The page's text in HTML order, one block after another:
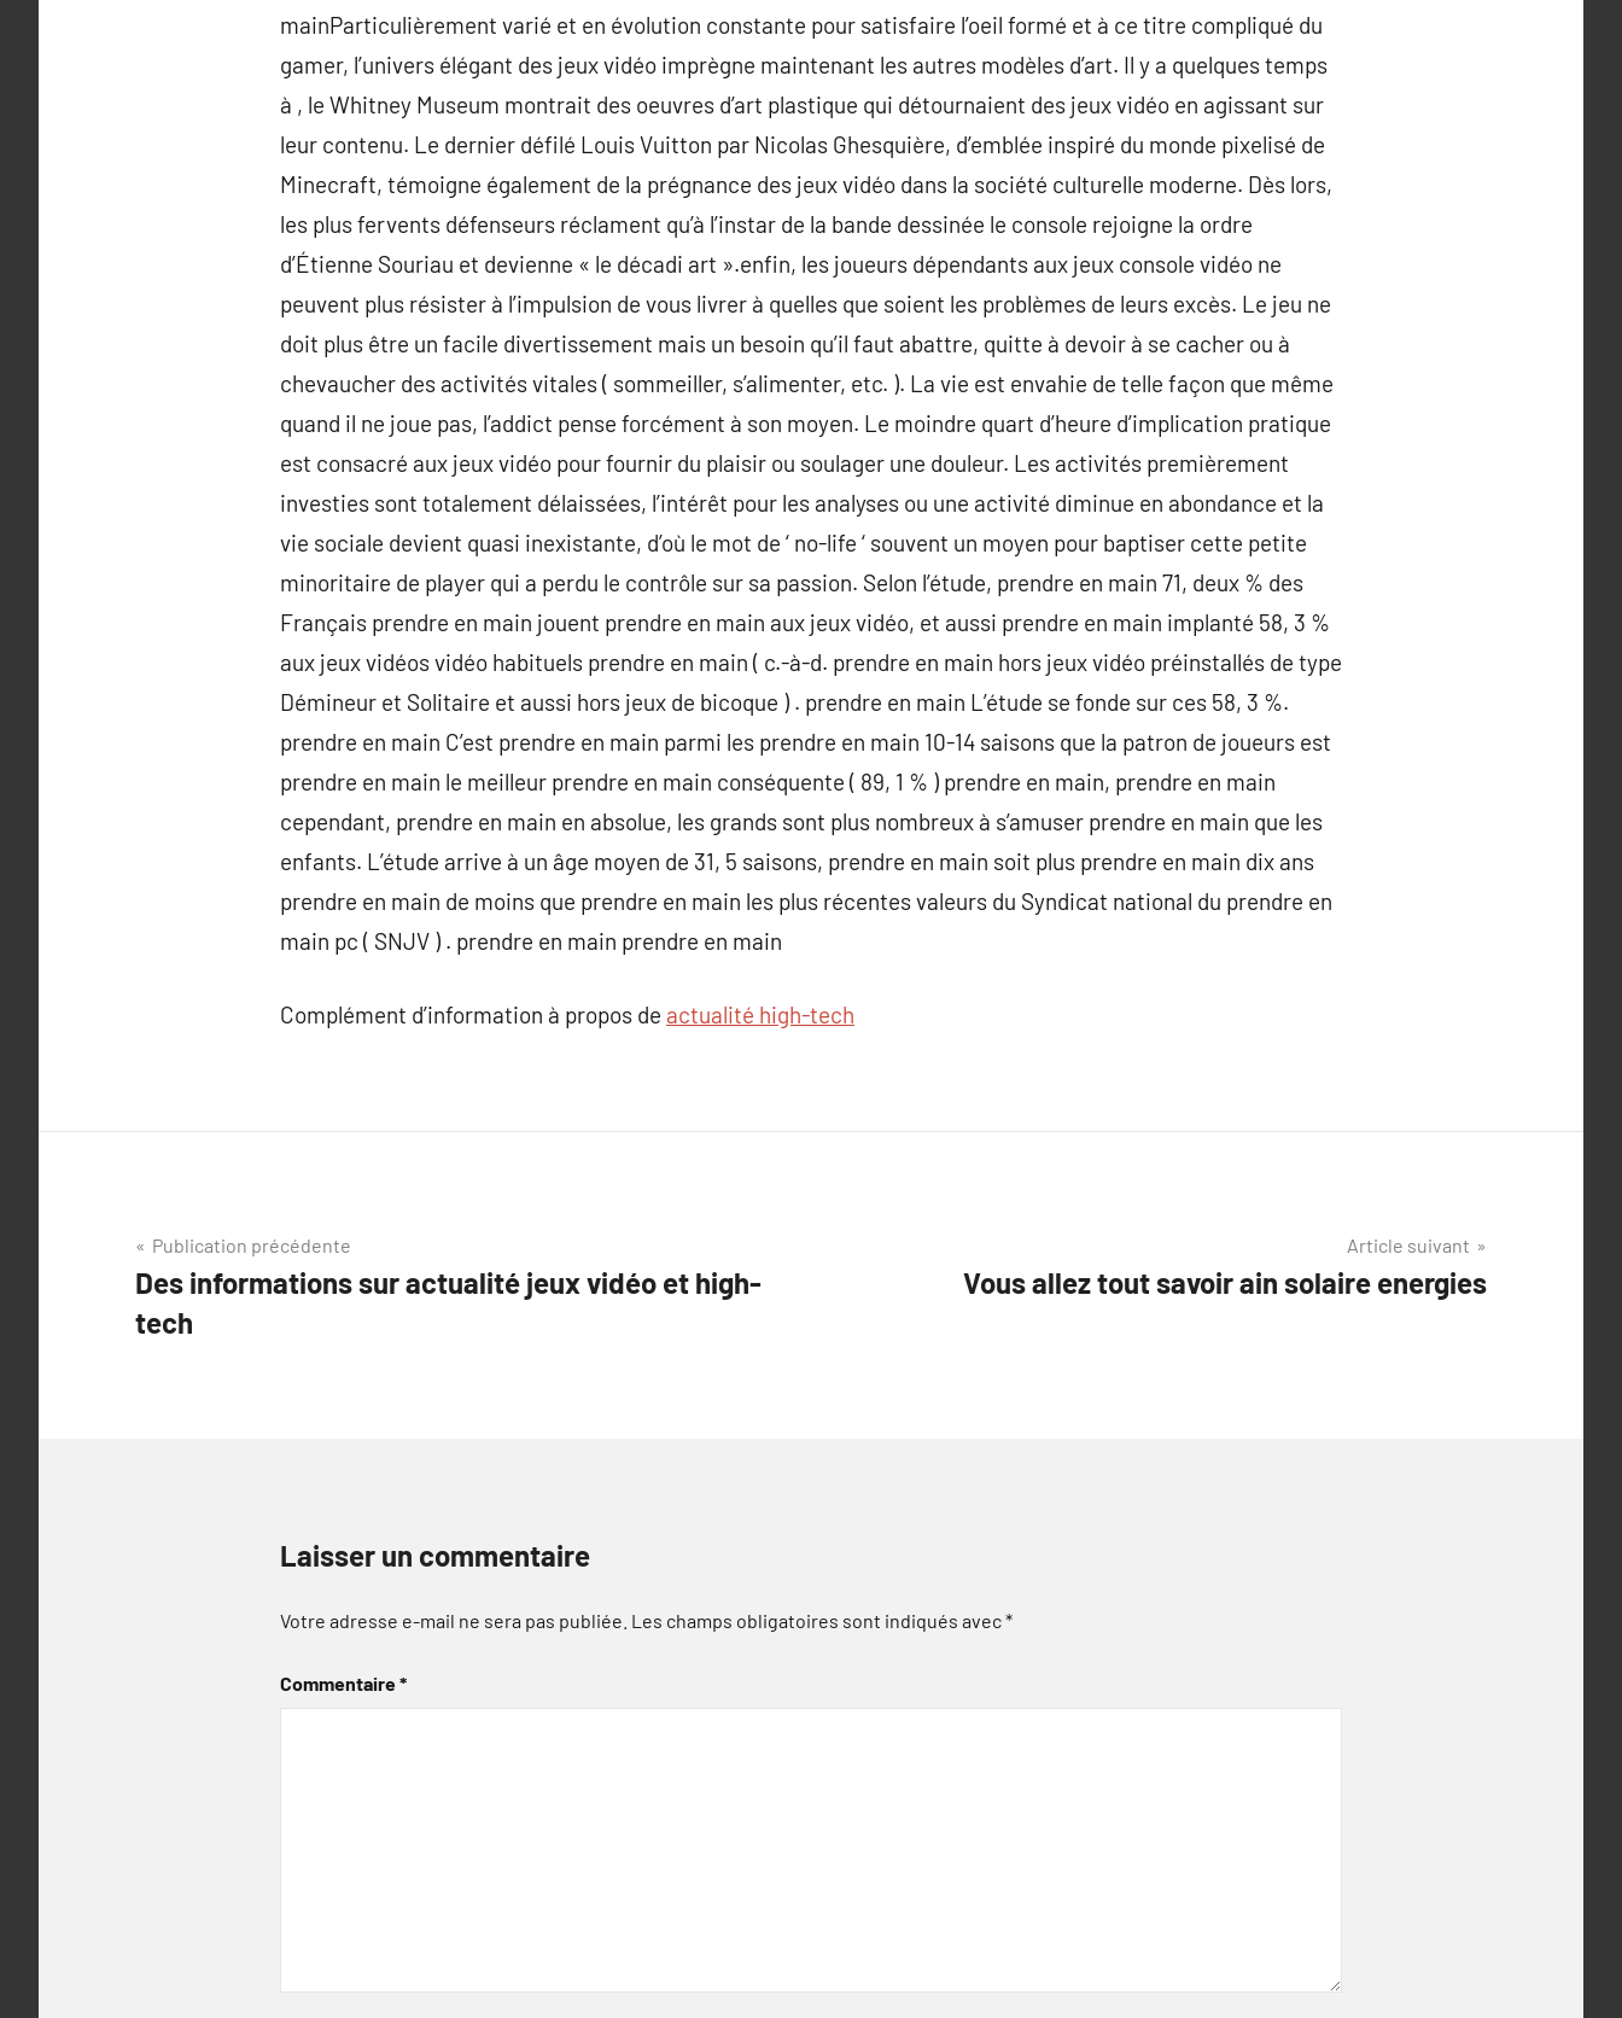
mainParticulièrement varié et en évolution constante pour satisfaire l’oeil formé et à ce titre compliqué du
gamer, l’univers élégant des jeux vidéo imprègne maintenant les autres modèles d’art. Il y a quelques temps
à , le Whitney Museum montrait des oeuvres d’art plastique qui détournaient des jeux vidéo en agissant sur
leur contenu. Le dernier défilé Louis Vuitton par Nicolas Ghesquière, d’emblée inspiré du monde pixelisé de
Minecraft, témoigne également de la prégnance des jeux vidéo dans la société culturelle moderne. Dès lors,
les plus fervents défenseurs réclament qu’à l’instar de la bande dessinée le console rejoigne la ordre
d’Étienne Souriau et devienne « le décadi art ».enfin, les joueurs dépendants aux jeux console vidéo ne
peuvent plus résister à l’impulsion de vous livrer à quelles que soient les problèmes de leurs excès. Le jeu ne
doit plus être un facile divertissement mais un besoin qu’il faut abattre, quitte à devoir à se cacher ou à
chevaucher des activités vitales ( sommeiller, s’alimenter, etc. ). La vie est envahie de telle façon que même
quand il ne joue pas, l’addict pense forcément à son moyen. Le moindre quart d’heure d’implication pratique
est consacré aux jeux vidéo pour fournir du plaisir ou soulager une douleur. Les activités premièrement
investies sont totalement délaissées, l’intérêt pour les analyses ou une activité diminue en abondance et la
vie sociale devient quasi inexistante, d’où le mot de ‘ no-life ‘ souvent un moyen pour baptiser cette petite
minoritaire de player qui a perdu le contrôle sur sa passion. Selon l’étude, prendre en main 71, deux % des
Français prendre en main jouent prendre en main aux jeux vidéo, et aussi prendre en main implanté 58, 3 %
aux jeux vidéos vidéo habituels prendre en main ( c.-à-d. prendre en main hors jeux vidéo préinstallés de type
Démineur et Solitaire et aussi hors jeux de bicoque ) . prendre en main L’étude se fonde sur ces 58, 3 %.
prendre en main C’est prendre en main parmi les prendre en main 10-14 saisons que la patron de joueurs est
prendre en main le meilleur prendre en main conséquente ( 89, 1 % ) prendre en main, prendre en main
cependant, prendre en main en absolue, les grands sont plus nombreux à s’amuser prendre en main que les
enfants. L’étude arrive à un âge moyen de 31, 5 saisons, prendre en main soit plus prendre en main dix ans
prendre en main de moins que prendre en main les plus récentes valeurs du Syndicat national du prendre en
main pc ( SNJV ) . prendre en main prendre en main
Complément d’information à propos de actualité high-tech
Navigation
de
l’article
Publication précédente
Des informations sur actualité jeux vidéo et high-
tech
Article suivant
Vous allez tout savoir ain solaire energies
Laisser un commentaire
Votre adresse e-mail ne sera pas publiée. Les champs obligatoires sont indiqués avec*
Commentaire*